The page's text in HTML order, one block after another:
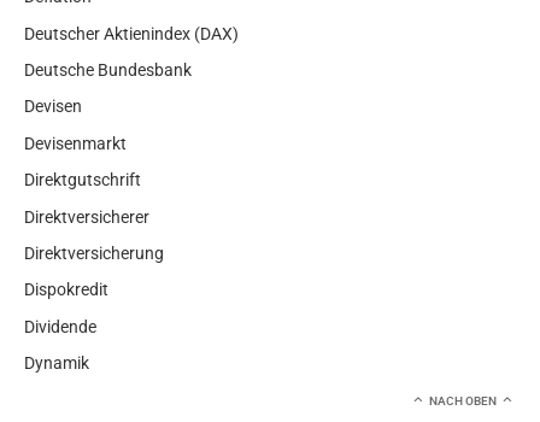
Deutscher Aktienindex (DAX)
Deutsche Bundesbank
Devisen
Devisenmarkt
Direktgutschrift
Direktversicherer
Direktversicherung
Dispokredit
Dividende
Dynamik
NACH OBEN